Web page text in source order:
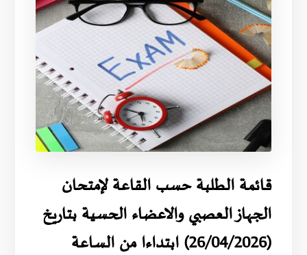
قائمة الطلبة حسب القاعة لإمتحان
الجهاز العصبي والاعضاء الحسية بتاريخ
(26/04/2026) ابتداءا من الساعة